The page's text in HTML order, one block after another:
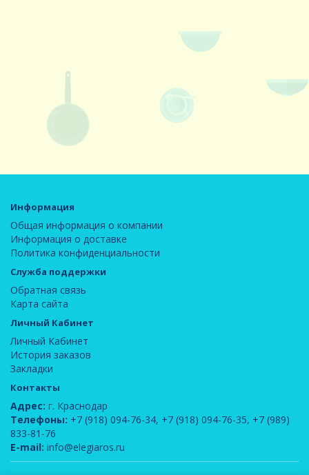
Информация
Общая информация о компании
Информация о доставке
Политика конфиденциальности
Служба поддержки
Обратная связь
Карта сайта
Личный Кабинет
Личный Кабинет
История заказов
Закладки
Контакты
Адрес: г. Краснодар
Телефоны: +7 (918) 094-76-34, +7 (918) 094-76-35, +7 (989)
833-81-76
E-mail: info@elegiaros.ru